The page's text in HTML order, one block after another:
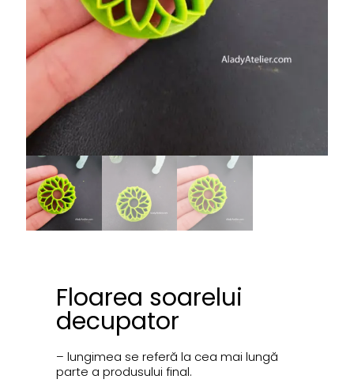
Floarea soarelui
decupator
– lungimea se referă la cea mai lungă
parte a produsului final.